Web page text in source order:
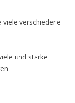
verschiedene
und starke